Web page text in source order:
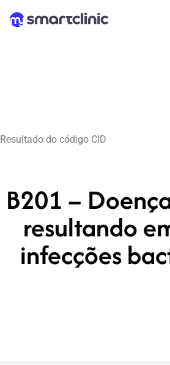
Resultado do código CID
B201 –
resultando
infecções